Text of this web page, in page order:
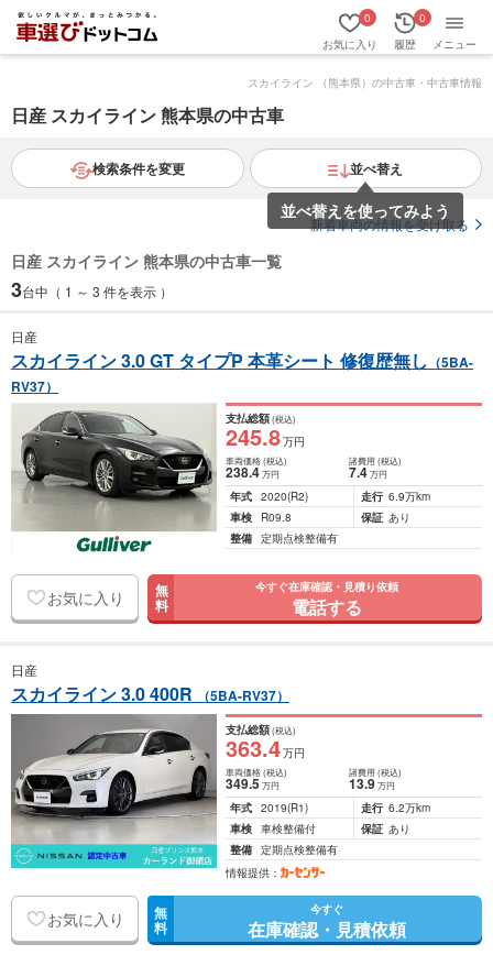
お気に入り
0
履歴
0
メニュー
スカイライン （熊本県）の中古車・中古車情報
日産 スカイライン 熊本県の中古車
検索条件を変更 並べ替え
並べ替えを使ってみよう
新着車両の情報を受け取る
日産 スカイライン 熊本県の中古車一覧
3台中（ 1 ～ 3 件を表示 ）
日産
スカイライン 3.0 GT タイプP 本革シート 修復歴無し （5BA-
RV37）
支払総額(税込)
245.8万円
車両価格(税込)
238.4万円
諸費用 (税込)
7.4 万円
年式 2020(R2) 走行 6.9万km
車検
R09.8 保証 あり
整備 定期点検整備有
お気に入り 無
料
今すぐ在庫確認・見積り依頼
電話する
日産
スカイライン 3.0 400R （5BA-RV37）
支払総額(税込)
363.4万円
車両価格(税込)
349.5万円
諸費用 (税込)
13.9 万円
年式 2019(R1) 走行 6.2万km
車検 車検整備付 保証 あり
整備 定期点検整備有
情報提供：
お気に入り 無
料
今すぐ
在庫確認・見積依頼